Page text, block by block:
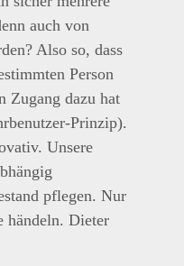
auch von
Also so, dass
Person
Zugang dazu hat
Prinzip).
Unsere
pflegen. Nur
händeln. Dieter